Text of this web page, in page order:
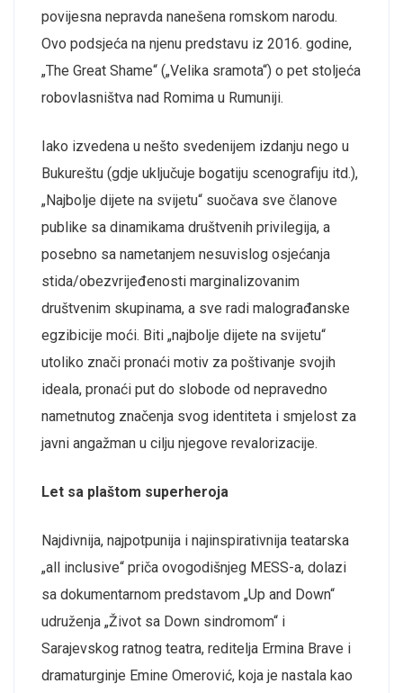
povijesna nepravda nanešena romskom narodu.
Ovo podsjeća na njenu predstavu iz 2016. godine,
„The Great Shame“ („Velika sramota“) o pet stoljeća
robovlasništva nad Romima u Rumuniji.
Iako izvedena u nešto svedenijem izdanju nego u
Bukureštu (gdje uključuje bogatiju scenografiju itd.),
„Najbolje dijete na svijetu“ suočava sve članove
publike sa dinamikama društvenih privilegija, a
posebno sa nametanjem nesuvislog osjećanja
stida/obezvrijeđenosti marginalizovanim
društvenim skupinama, a sve radi malograđanske
egzibicije moći. Biti „najbolje dijete na svijetu“
utoliko znači pronaći motiv za poštivanje svojih
ideala, pronaći put do slobode od nepravedno
nametnutog značenja svog identiteta i smjelost za
javni angažman u cilju njegove revalorizacije.
Let sa plaštom superheroja
Najdivnija, najpotpunija i najinspirativnija teatarska
„all inclusive“ priča ovogodišnjeg MESS-a, dolazi
sa dokumentarnom predstavom „Up and Down“
udruženja „Život sa Down sindromom“ i
Sarajevskog ratnog teatra, reditelja Ermina Brave i
dramaturginje Emine Omerović, koja je nastala kao